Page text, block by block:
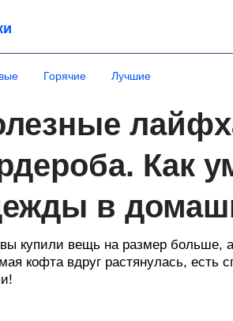
Горячие Лучшие
Как
в
купили вещь на размер больше,
кофта вдруг растянулась, есть